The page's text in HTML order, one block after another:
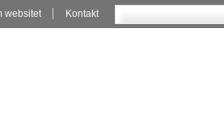
websitet Kontakt